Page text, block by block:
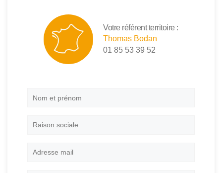
Votre référent territoire :
Thomas Bodan
01 85 53 39 52
Nom
Raison
Adresse